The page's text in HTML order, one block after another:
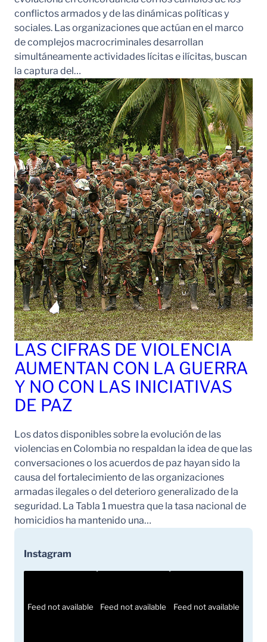
conflictos armados y de las dinámicas políticas y
sociales. Las organizaciones que actúan en el marco
de complejos macrocriminales desarrollan
simultáneamente actividades lícitas e ilícitas, buscan
la captura del…
LAS CIFRAS DE VIOLENCIA
AUMENTAN CON LA GUERRA
Y NO CON LAS INICIATIVAS
DE PAZ
Los datos disponibles sobre la evolución de las
violencias en Colombia no respaldan la idea de que las
conversaciones o los acuerdos de paz hayan sido la
causa del fortalecimiento de las organizaciones
armadas ilegales o del deterioro generalizado de la
seguridad. La Tabla 1 muestra que la tasa nacional de
homicidios ha mantenido una…
Instagram
Feed not available Feed not available Feed not available